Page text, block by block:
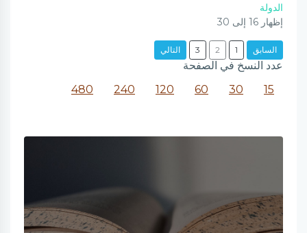
الدولة
إظهار 16 إلى 30
السابق 1
2
3 التالي
عدد النسخ في الصفحة
15
30
60
120
240
480